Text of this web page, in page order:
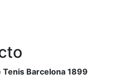
Tenis Barcelona 1899